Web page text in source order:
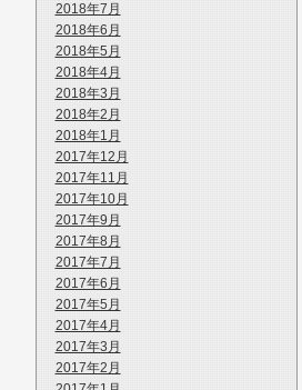
2018年7月
2018年6月
2018年5月
2018年4月
2018年3月
2018年2月
2018年1月
2017年12月
2017年11月
2017年10月
2017年9月
2017年8月
2017年7月
2017年6月
2017年5月
2017年4月
2017年3月
2017年2月